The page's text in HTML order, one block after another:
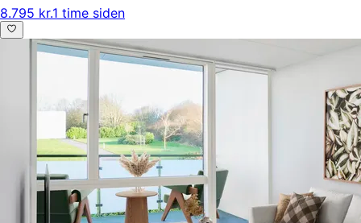
8.795 kr.1 time siden